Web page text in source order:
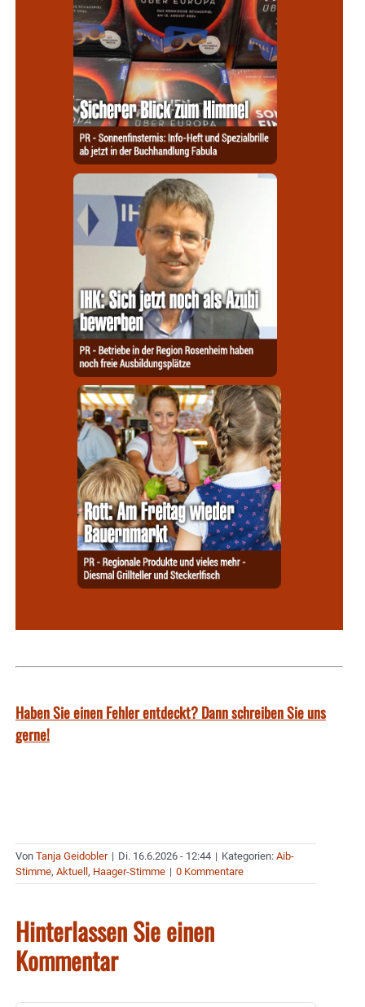
Haben Sie einen Fehler entdeckt? Dann schreiben Sie uns
gerne!
Von Tanja Geidobler | Di. 16.6.2026 - 12:44 | Kategorien: Aib-
Stimme, Aktuell , Haager-Stimme | 0 Kommentare
Hinterlassen Sie einen
Kommentar